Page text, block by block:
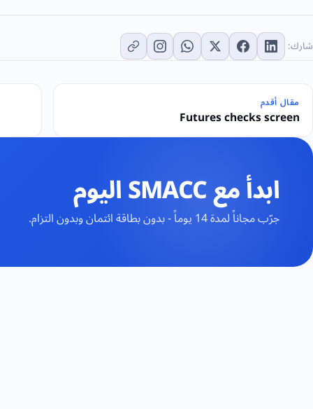
شارك:
مقال أقدم
Futures checks screen
ابدأ مع SMACC اليوم
جرّب مجاناً لمدة 14 يوماً - بدون بطاقة ائتمان وبدون التزام.